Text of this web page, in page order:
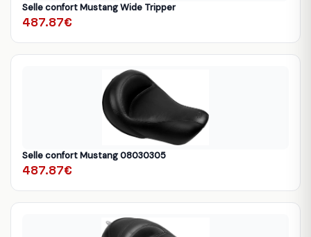
Selle confort Mustang Wide Tripper
487.87€
Selle confort Mustang 08030305
487.87€